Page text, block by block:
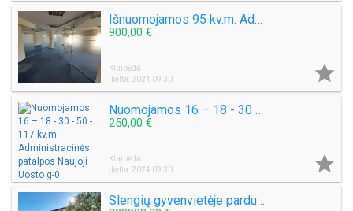
Išnuomojamos 95 kv.m. Administracinės patalpos Taikos pr 4A
900,00 €
Klaipėda
Įkelta: 2024 09 30

Nuomojamos 16 – 18 - 30 - 50 - 117 kv.m. Administracinės patalpos Naujoji Uosto g
250,00 €
Klaipėda
Įkelta: 2024 09 30

Slengių gyvenvietėje parduodamas 2 aukštų namas. Bendras plotas 170 kv.